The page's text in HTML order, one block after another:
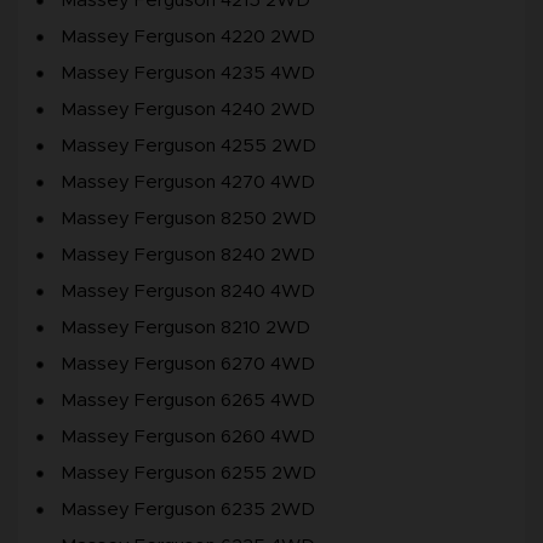
Massey Ferguson 4220 2WD
Massey Ferguson 4235 4WD
Massey Ferguson 4240 2WD
Massey Ferguson 4255 2WD
Massey Ferguson 4270 4WD
Massey Ferguson 8250 2WD
Massey Ferguson 8240 2WD
Massey Ferguson 8240 4WD
Massey Ferguson 8210 2WD
Massey Ferguson 6270 4WD
Massey Ferguson 6265 4WD
Massey Ferguson 6260 4WD
Massey Ferguson 6255 2WD
Massey Ferguson 6235 2WD